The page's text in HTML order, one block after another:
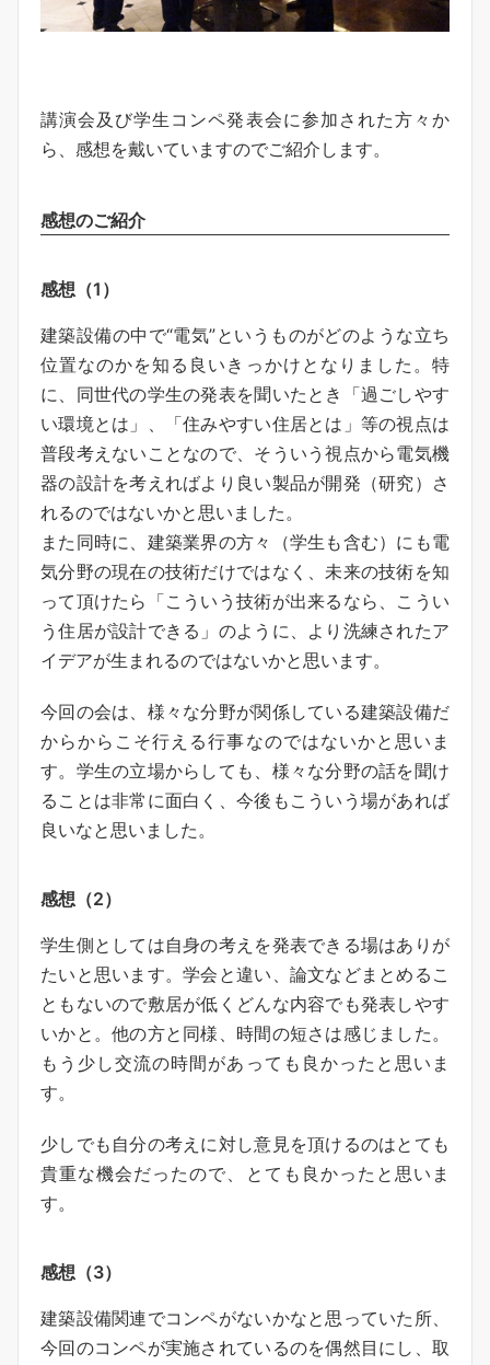
講演会及び学生コンペ発表会に参加された方々か
ら、感想を戴いていますのでご紹介します。
感想のご紹介
感想（1）
建築設備の中で“電気”というものがどのような立ち
位置なのかを知る良いきっかけとなりました。特
に、同世代の学生の発表を聞いたとき「過ごしやす
い環境とは」、「住みやすい住居とは」等の視点は
普段考えないことなので、そういう視点から電気機
器の設計を考えればより良い製品が開発（研究）さ
れるのではないかと思いました。
また同時に、建築業界の方々（学生も含む）にも電
気分野の現在の技術だけではなく、未来の技術を知
って頂けたら「こういう技術が出来るなら、こうい
う住居が設計できる」のように、より洗練されたア
イデアが生まれるのではないかと思います。
今回の会は、様々な分野が関係している建築設備だ
からからこそ行える行事なのではないかと思いま
す。学生の立場からしても、様々な分野の話を聞け
ることは非常に面白く、今後もこういう場があれば
良いなと思いました。
感想（2）
学生側としては自身の考えを発表できる場はありが
たいと思います。学会と違い、論文などまとめるこ
ともないので敷居が低くどんな内容でも発表しやす
いかと。他の方と同様、時間の短さは感じました。
もう少し交流の時間があっても良かったと思いま
す。
少しでも自分の考えに対し意見を頂けるのはとても
貴重な機会だったので、とても良かったと思いま
す。
感想（3）
建築設備関連でコンペがないかなと思っていた所、
今回のコンペが実施されているのを偶然目にし、取